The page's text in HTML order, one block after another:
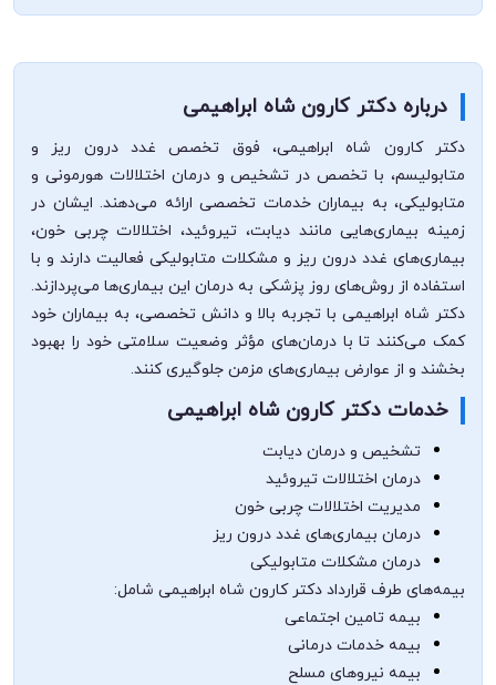
درباره دکتر کارون شاه ابراهیمی
دکتر کارون شاه ابراهیمی، فوق تخصص غدد درون ریز و
متابولیسم، با تخصص در تشخیص و درمان اختلالات هورمونی و
متابولیکی، به بیماران خدمات تخصصی ارائه می‌دهند. ایشان در
زمینه بیماری‌هایی مانند دیابت، تیروئید، اختلالات چربی خون،
بیماری‌های غدد درون ریز و مشکلات متابولیکی فعالیت دارند و با
استفاده از روش‌های روز پزشکی به درمان این بیماری‌ها می‌پردازند.
دکتر شاه ابراهیمی با تجربه بالا و دانش تخصصی، به بیماران خود
کمک می‌کنند تا با درمان‌های مؤثر وضعیت سلامتی خود را بهبود
بخشند و از عوارض بیماری‌های مزمن جلوگیری کنند.
خدمات دکتر کارون شاه ابراهیمی
تشخیص و درمان دیابت
درمان اختلالات تیروئید
مدیریت اختلالات چربی خون
درمان بیماری‌های غدد درون ریز
درمان مشکلات متابولیکی
بیمه‌های طرف قرارداد دکتر کارون شاه ابراهیمی شامل:
بیمه تامین اجتماعی
بیمه خدمات درمانی
بیمه نیروهای مسلح